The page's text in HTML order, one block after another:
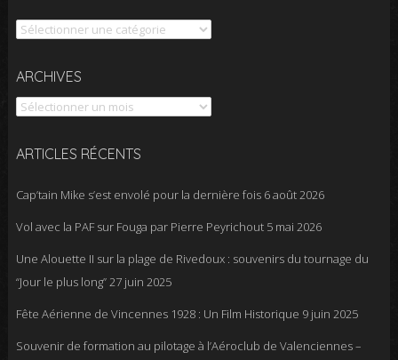
Catégories
ARCHIVES
Archives
ARTICLES RÉCENTS
Cap’tain Mike s’est envolé pour la dernière fois 6 août 2026
Vol avec la PAF sur Fouga par Pierre Peyrichout 5 mai 2026
Une Alouette II sur la plage de Rivedoux : souvenirs du tournage du
“Jour le plus long”27 juin 2025
Fête Aérienne de Vincennes 1928 : Un Film Historique 9 juin 2025
Souvenir de formation au pilotage à l’Aéroclub de Valenciennes –